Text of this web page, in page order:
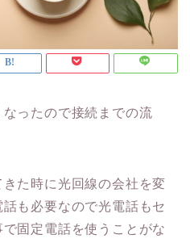
ったので接続までの流
た時に光回線の会社を変
も必要なので光電話もセ
固定電話を使うことがな